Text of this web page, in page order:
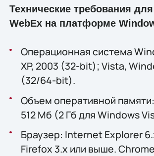
Технические требования
WebEx на платформе
Операционная система
XP, 2003 (32-bit); Vista,
(32/64-bit).
Объем оперативной
512 Мб (2 Гб для Windows
Браузер: Internet Explorer
Firefox 3.x или выше.